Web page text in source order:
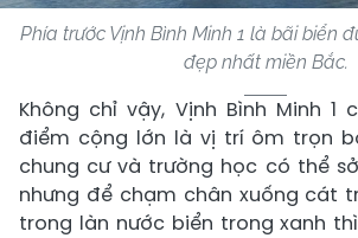
Phía trước Vịnh Bình Minh 1 là bãi biển
đẹp nhất miền Bắc.
Không chỉ vậy, Vịnh Bình Minh 1
điểm cộng lớn là vị trí ôm trọn
chung cư và trường học có thể sở
nhưng để chạm chân xuống cát
trong làn nước biển trong xanh